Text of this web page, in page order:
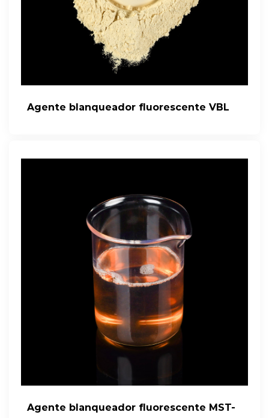
Agente blanqueador fluorescente VBL
Agente blanqueador fluorescente MST-